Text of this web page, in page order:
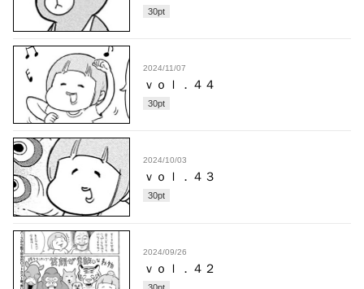
30pt
2024/11/07
ｖｏｌ．４４
30pt
2024/10/03
ｖｏｌ．４３
30pt
2024/09/26
ｖｏｌ．４２